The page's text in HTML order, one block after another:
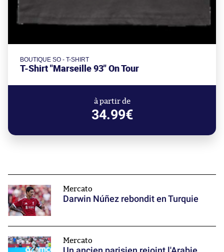
BOUTIQUE SO - T-SHIRT
T-Shirt "Marseille 93" On Tour
à partir de
34.99€
Mercato
Darwin Núñez rebondit en Turquie
Mercato